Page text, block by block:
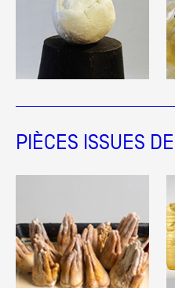
PIÈCES ISSUES